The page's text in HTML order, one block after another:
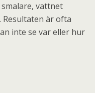
vattnet
Resultaten är ofta
inte se var eller hur